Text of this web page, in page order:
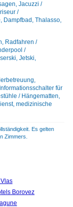
Jacuzzi /
/
Dampfbad, Thalasso,
Radfahren /
/
Jetski,
für
/ Hängematten,
medizinische
Es gelten
Zimmers.
Borovez